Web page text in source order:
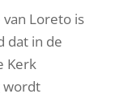
van Loreto is
dat in de
Kerk
wordt